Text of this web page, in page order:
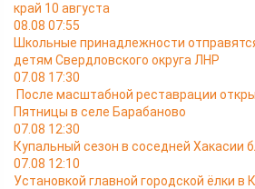
край 10 августа
08.08 07:55
Школьные принадлежности
детям Свердловского округа ЛНР
07.08 17:30
После масштабной реставрации
Пятницы в селе Барабаново
07.08 12:30
Купальный сезон в соседней Хакасии
07.08 12:10
Установкой главной городской ёлки в